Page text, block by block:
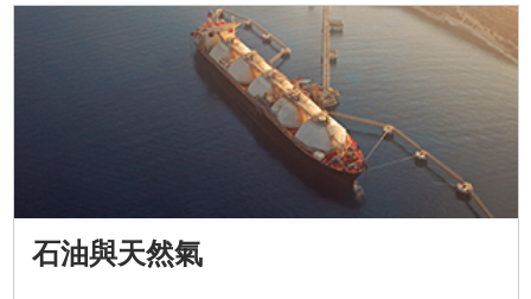
石油與天然氣